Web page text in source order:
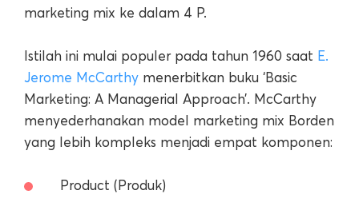
marketing mix ke dalam 4 P.
Istilah ini mulai populer pada tahun 1960 saat E.
Jerome McCarthy menerbitkan buku ‘Basic
Marketing: A Managerial Approach’. McCarthy
menyederhanakan model marketing mix Borden
yang lebih kompleks menjadi empat komponen:
Product (Produk)